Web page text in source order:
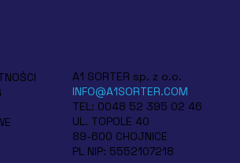
A1 SORTER sp. z o.o.
INFO@A1SORTER.COM
TEL: 0048 52 395 02 46
UL. TOPOLE 40
89-600 CHOJNICE
PL NIP: 5552107218